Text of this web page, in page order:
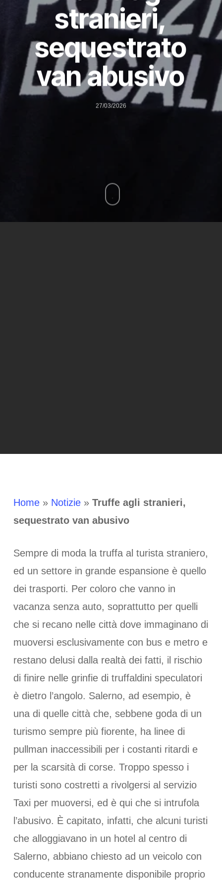
stranieri,
sequestrato
van abusivo
27/03/2026
Home» Notizie» Truffe agli stranieri,
sequestrato van abusivo
Sempre di moda la truffa al turista straniero,
ed un settore in grande espansione è quello
dei trasporti. Per coloro che vanno in
vacanza senza auto, soprattutto per quelli
che si recano nelle città dove immaginano di
muoversi esclusivamente con bus e metro e
restano delusi dalla realtà dei fatti, il rischio
di finire nelle grinfie di truffaldini speculatori
è dietro l’angolo. Salerno, ad esempio, è
una di quelle città che, sebbene goda di un
turismo sempre più fiorente, ha linee di
pullman inaccessibili per i costanti ritardi e
per la scarsità di corse. Troppo spesso i
turisti sono costretti a rivolgersi al servizio
Taxi per muoversi, ed è qui che si intrufola
l’abusivo. È capitato, infatti, che alcuni turisti
che alloggiavano in un hotel al centro di
Salerno, abbiano chiesto ad un veicolo con
conducente stranamente disponibile proprio